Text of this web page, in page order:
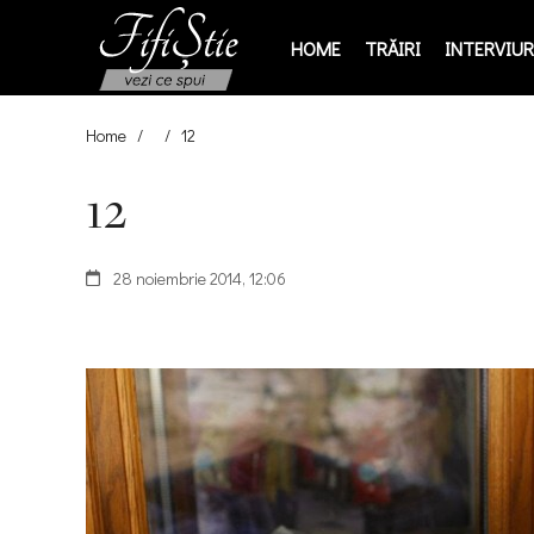
HOME TRĂIRI
Home / / 12
12
28 noiembrie 2014, 12:06